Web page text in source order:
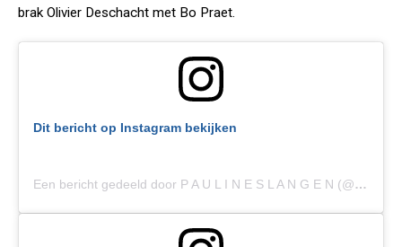
brak Olivier Deschacht met Bo Praet.
Dit bericht op Instagram bekijken
Een bericht gedeeld door P A U L I N E S L A N G E N (@paulineslangen)